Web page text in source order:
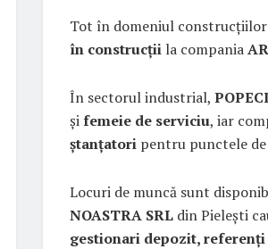
Tot în domeniul
în construcții la compania
În sectorul industrial,
șifemeie de serviciu, iar
ștanțatori pentru punctele de
Locuri de muncă sunt
NOASTRA SRL din Pielești
gestionari depozit,